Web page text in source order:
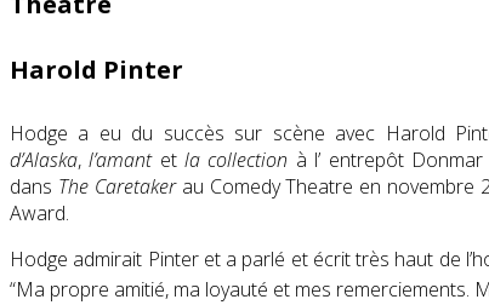
Harold Pinter
Hodge a eu du succès sur scène avec Harold
d’Alaska,l’amantetla collection à l’ entrepôt
dans The Caretakerau Comedy Theatre en novembre
Award.
Hodge admirait Pinter et a parlé et écrit très haut de
“Ma propre amitié, ma loyauté et mes remerciements.